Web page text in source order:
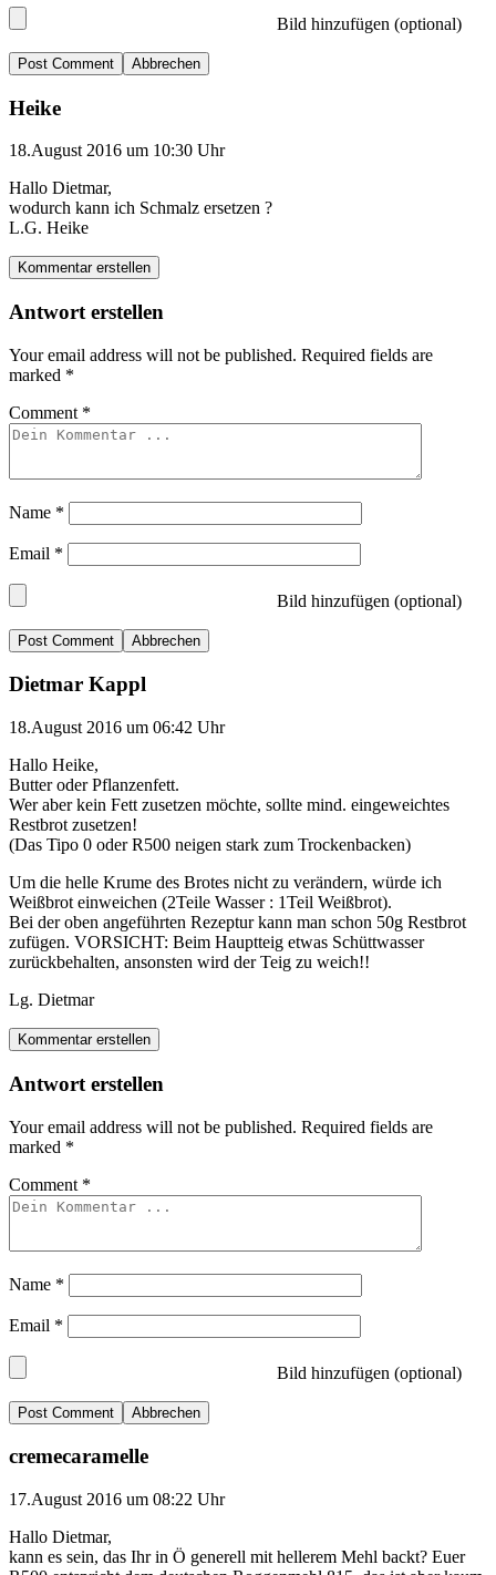
Bild hinzufügen (optional)
Abbrechen
Heike
18.August 2016 um 10:30 Uhr
Hallo Dietmar,
wodurch kann ich Schmalz ersetzen ?
L.G. Heike
Kommentar erstellen
Antwort erstellen
Your email address will not be published. Required fields are
marked *
Comment *
Name *
Email *
Bild hinzufügen (optional)
Abbrechen
Dietmar Kappl
18.August 2016 um 06:42 Uhr
Hallo Heike,
Butter oder Pflanzenfett.
Wer aber kein Fett zusetzen möchte, sollte mind. eingeweichtes
Restbrot zusetzen!
(Das Tipo 0 oder R500 neigen stark zum Trockenbacken)
Um die helle Krume des Brotes nicht zu verändern, würde ich
Weißbrot einweichen (2Teile Wasser : 1Teil Weißbrot).
Bei der oben angeführten Rezeptur kann man schon 50g Restbrot
zufügen. VORSICHT: Beim Hauptteig etwas Schüttwasser
zurückbehalten, ansonsten wird der Teig zu weich!!
Lg. Dietmar
Kommentar erstellen
Antwort erstellen
Your email address will not be published. Required fields are
marked *
Comment *
Name *
Email *
Bild hinzufügen (optional)
Abbrechen
cremecaramelle
17.August 2016 um 08:22 Uhr
Hallo Dietmar,
kann es sein, das Ihr in Ö generell mit hellerem Mehl backt? Euer